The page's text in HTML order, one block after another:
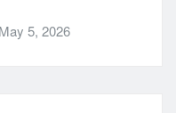
May 5, 2026